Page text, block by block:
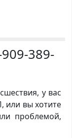
389-
у вас
или вы хотите
проблемой,